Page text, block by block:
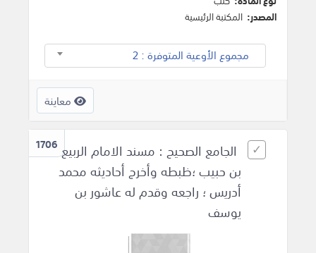
المصدر: المكتبة الرئيسية
مجموع الأوعية المتوفرة : 2
معاينة
1706 الجامع الصحيح : مسند الامام الربيع
بن حبيب ؛ظبطه وأخرج أحاديثه محمد
أدريس ؛ راجعه وقدم له عاشور بن
يوسف